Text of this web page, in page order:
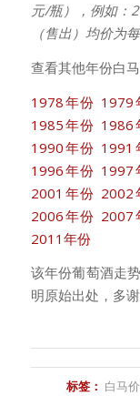
元/瓶），例如：
（售出）均价为
查看其他年份白
1978年份 1979
1985年份 1986
1990年份 1991
1996年份 1997
2001年份 2002
2006年份 2007
2011年份
该年份葡萄酒走
明原始出处，多谢
标签： 白马